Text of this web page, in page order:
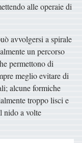
alle operaie di
avvolgersi a spirale
un percorso
permettono di
meglio evitare di
alcune formiche
troppo lisci e
nido a volte